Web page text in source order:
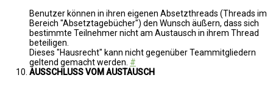
Benutzer können in ihren eigenen Absetzthreads (Threads im
Bereich "Absetztagebücher") den Wunsch äußern, dass sich
bestimmte Teilnehmer nicht am Austausch in ihrem Thread
beteiligen.
Dieses "Hausrecht" kann nicht gegenüber Teammitgliedern
geltend gemacht werden. #
AUSSCHLUSS VOM AUSTAUSCH